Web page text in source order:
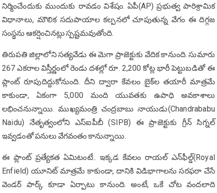
నిర్మించేందుకు ముందుకు రావడం విశేషం. ఏపీ(AP) ప్రభుత్వ పారిశ్రామిక
విధానాలు, మౌలిక సదుపాయాల కల్పనలో చూపుతున్న వేగం ఈ దిగ్గజ
సంస్థను ఆకర్షించినట్లు స్పష్టమవుతోంది.
తిరుపతి జిల్లాలోని సత్యవేడు ఈ మెగా ప్రాజెక్టుకు వేదిక కానుంది. సుమారు
267 ఎకరాల విస్తీర్ణంలో రెండు దశల్లో రూ. 2,200 కోట్ల భారీ పెట్టుబడితో ఈ
ప్లాంట్ రూపుదిద్దుకోనుంది. దీని ద్వారా కేవలం బైక్‌ల తయారీ మాత్రమే
కాకుండా, ఏకంగా 5,000 మంది యువతకు ఉపాధి అవకాశాలు
లభించనున్నాయి. ముఖ్యమంత్రి చంద్రబాబు నాయుడు(Chandrababu
Naidu) నేతృత్వంలోని ఎస్‌ఐపీబీ (SIPB) ఈ ప్రాజెక్టుకు గ్రీన్ సిగ్నల్
ఇవ్వడంతో పనులు వేగవంతం కానున్నాయి.
ఈ ప్లాంట్ ప్రత్యేకత ఏమిటంటే.. ఇక్కడ కేవలం రాయల్ ఎన్‌ఫీల్డ్(Royal
Enfield) యూనిట్ మాత్రమే కాకుండా, దానికి విడిభాగాలను సరఫరా చేసే
వెండర్ పార్క్ కూడా ఏర్పాటు కానుంది. అంటే, ఒకే చోట వందలాది